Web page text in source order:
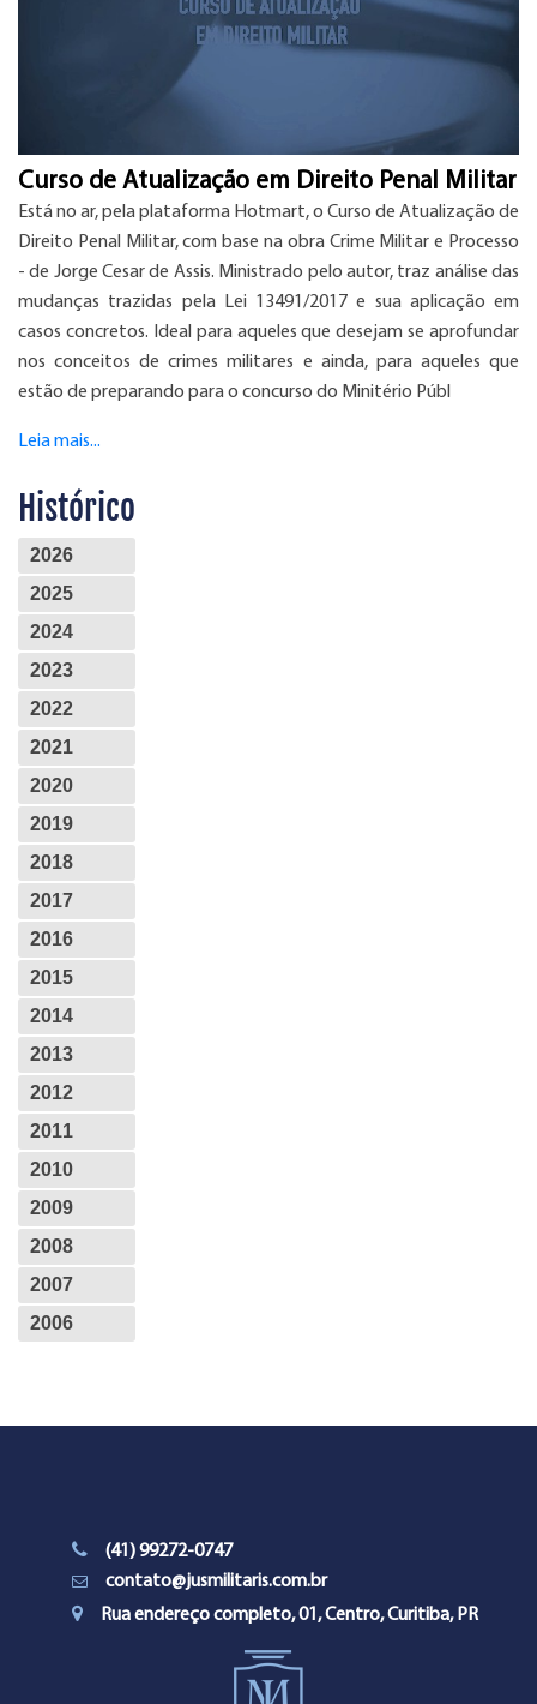
Curso de Atualização em Direito Penal Militar
Está no ar, pela plataforma Hotmart, o Curso de Atualização de
Direito Penal Militar, com base na obra Crime Militar e Processo
- de Jorge Cesar de Assis. Ministrado pelo autor, traz análise das
mudanças trazidas pela Lei 13491/2017 e sua aplicação em
casos concretos. Ideal para aqueles que desejam se aprofundar
nos conceitos de crimes militares e ainda, para aqueles que
estão de preparando para o concurso do Minitério Públ
Leia mais...
Histórico
2026
2025
2024
2023
2022
2021
2020
2019
2018
2017
2016
2015
2014
2013
2012
2011
2010
2009
2008
2007
2006
(41) 99272-0747
contato@jusmilitaris.com.br
Rua endereço completo, 01, Centro, Curitiba, PR